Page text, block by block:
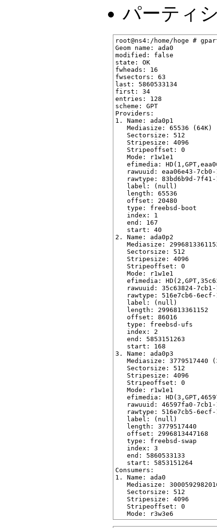
パーティ
root@ns4:/home/hoge #
Geom name: ada0
modified: false
state: OK
fwheads: 16
fwsectors: 63
last: 5860533134
first: 34
entries: 128
scheme: GPT
Providers:
1. Name: ada0p1
   Mediasize: 65536 (64K)
   Sectorsize: 512
   Stripesize: 4096
   Stripeoffset: 0
   Mode: r1w1e1
efimedia:
rawuuid: eaa06e43-
rawtype: 83bd6b9d-
   label: (null)
   length: 65536
   offset: 20480
   type: freebsd-boot
   index: 1
   end: 167
   start: 40
2. Name: ada0p2
Mediasize:
   Sectorsize: 512
   Stripesize: 4096
   Stripeoffset: 0
   Mode: r1w1e1
efimedia:
rawuuid: 35c63824-
rawtype: 516e7cb6-
   label: (null)
   length: 2996813361152
   offset: 86016
   type: freebsd-ufs
   index: 2
   end: 5853151263
   start: 168
3. Name: ada0p3
Mediasize: 3779517440
   Sectorsize: 512
   Stripesize: 4096
   Stripeoffset: 0
   Mode: r1w1e1
efimedia:
rawuuid: 46597fa0-
rawtype: 516e7cb5-
   label: (null)
   length: 3779517440
   offset: 2996813447168
   type: freebsd-swap
   index: 3
   end: 5860533133
   start: 5853151264
Consumers:
1. Name: ada0
Mediasize:
   Sectorsize: 512
   Stripesize: 4096
   Stripeoffset: 0